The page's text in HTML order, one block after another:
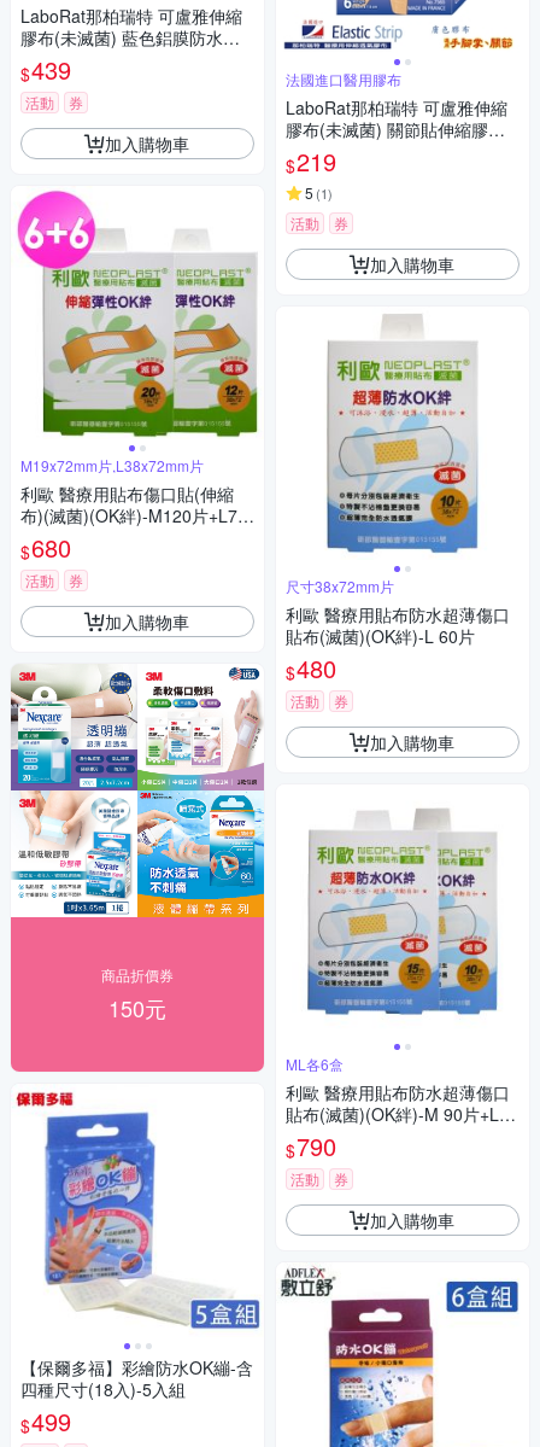
LaboRat那柏瑞特 可盧雅伸縮
膠布(未滅菌) 藍色鋁膜防水膠
布28片(2x7.2cm)(4盒組)
$439
活動 券
加入購物車
M19x72mm片,L38x72mm片
利歐 醫療用貼布傷口貼(伸縮
布)(滅菌)(OK絆)-M120片+L72
片
$680
活動 券
加入購物車
商品折價券
150元
【保爾多福】彩繪防水OK繃-含
四種尺寸(18入)-5入組
$499
法國進口醫用膠布
LaboRat那柏瑞特 可盧雅伸縮
膠布(未滅菌) 關節貼伸縮膠布6
片(3.8x7.5cm)(4盒組)
$219
5 (1)
活動 券
加入購物車
尺寸38x72mm片
利歐 醫療用貼布防水超薄傷口
貼布(滅菌)(OK絆)-L 60片
$480
活動 券
加入購物車
ML各6盒
利歐 醫療用貼布防水超薄傷口
貼布(滅菌)(OK絆)-M 90片+L 6
0片
$790
活動 券
加入購物車